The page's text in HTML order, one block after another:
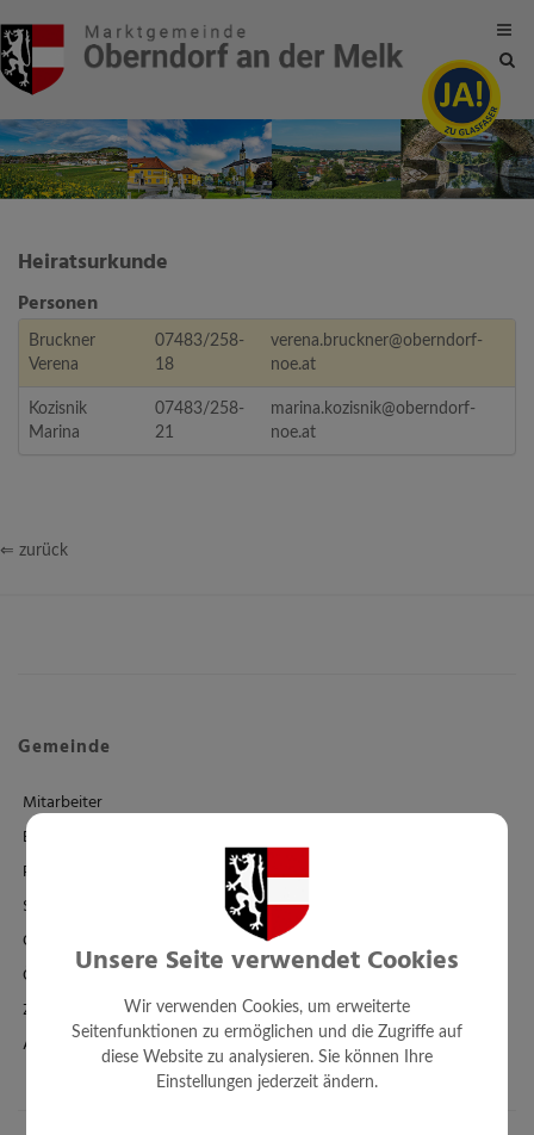
Site
Heiratsurkunde
Personen
Bruckner
Verena
07483/258-
18
verena.bruckner@oberndorf-
noe.at
Kozisnik
Marina
07483/258-
21
marina.kozisnik@oberndorf-
noe.at
⇐ zurück
Gemeinde
Mitarbeiter
Einrichtungen
Politik
Standesamt
Ortsplan - FWP - BPL
Örtl. Entwicklungskonzept
Zahlen + Fakten
Amtssignatur
Unsere Seite verwendet Cookies
Wir verwenden Cookies, um erweiterte
Seitenfunktionen zu ermöglichen und die Zugriffe auf
diese Website zu analysieren. Sie können Ihre
Einstellungen jederzeit ändern.